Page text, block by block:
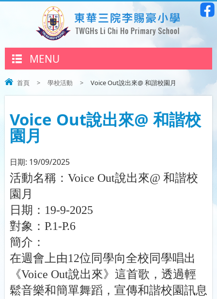
MENU
首頁 > 學校活動 > Voice Out說出來@ 和諧校園月
Voice Out說出來@ 和諧校
園月
日期: 19/09/2025
活動名稱 ： Voice Out說出來@ 和諧校
園月
日期： 19-9-2025
對象： P.1-P.6
簡介：
在週會上由12位同學向全校同學唱出
《Voice Out說出來》這首歌，透過輕
鬆音樂和簡單舞蹈，宣傳和諧校園訊息